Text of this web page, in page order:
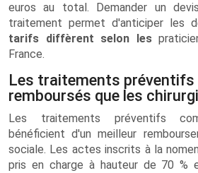
euros au total. Demander un
traitement permet d'anticiper les
tarifs diffèrent selon les
France.
Les traitements
remboursés que les
Les traitements préventifs
bénéficient d'un meilleur
sociale. Les actes inscrits à la
pris en charge à hauteur de 70 %